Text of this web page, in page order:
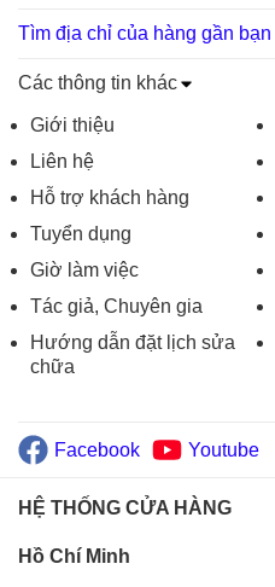
Tìm địa chỉ của hàng gần bạn
Các thông tin khác
Giới thiệu
Liên hệ
Hỗ trợ khách hàng
Tuyển dụng
Giờ làm việc
Tác giả, Chuyên gia
Hướng dẫn đặt lịch sửa
chữa
Facebook Youtube
HỆ THỐNG CỬA HÀNG
Hồ Chí Minh